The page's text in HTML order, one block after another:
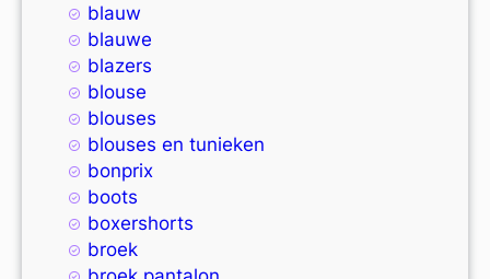
blauw
blauwe
blazers
blouse
blouses
blouses en tunieken
bonprix
boots
boxershorts
broek